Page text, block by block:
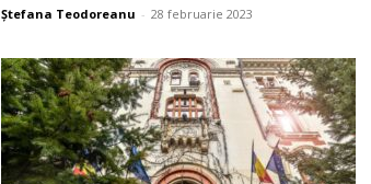
Ștefana Teodoreanu - 28 februarie 2023